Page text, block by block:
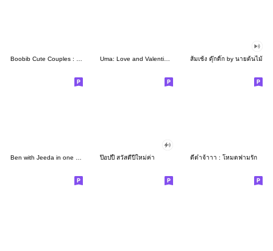
Boobib Cute Couples : For Girl Uma: Love and Valentine's Day ส้มเช้ง ดุ๊กดิ๊ก by นายต้นไม้
ป๊อปปี้ สวัสดีปีใหม่ค่า ดี๋ด๋าจ้าาา : โหมดฟามรัก